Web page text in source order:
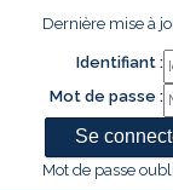
Dernière mise à
Identifiant :
Mot de passe :
Mot de passe